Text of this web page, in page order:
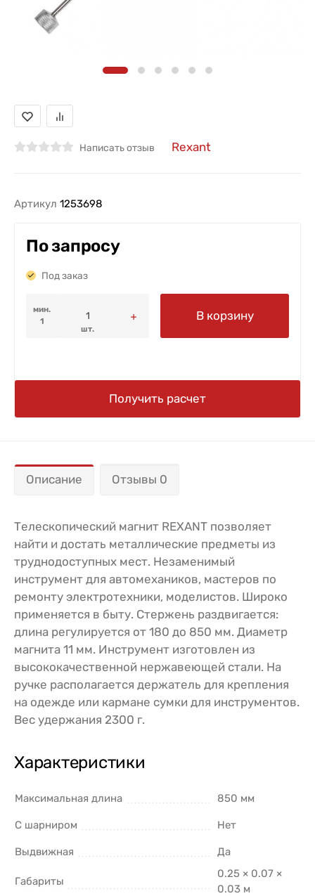
Написать отзыв Rexant
Артикул 1253698
По запросу
Под заказ
мин.
1
шт.
В корзину
Получить расчет
Описание Отзывы 0
Телескопический магнит REXANT позволяет
найти и достать металлические предметы из
труднодоступных мест. Незаменимый
инструмент для автомехаников, мастеров по
ремонту электротехники, моделистов. Широко
применяется в быту. Стержень раздвигается:
длина регулируется от 180 до 850 мм. Диаметр
магнита 11 мм. Инструмент изготовлен из
высококачественной нержавеющей стали. На
ручке располагается держатель для крепления
на одежде или кармане сумки для инструментов.
Вес удержания 2300 г.
Характеристики
Максимальная длина 850 мм
С шарниром Нет
Выдвижная Да
Габариты
0.25 × 0.07 ×
0.03 м